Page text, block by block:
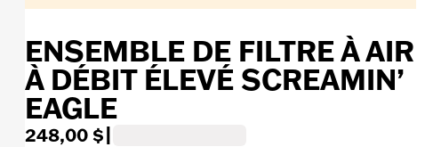
ENSEMBLE DE FILTRE À AIR
À DÉBIT ÉLEVÉ SCREAMIN’
EAGLE
248,00 $